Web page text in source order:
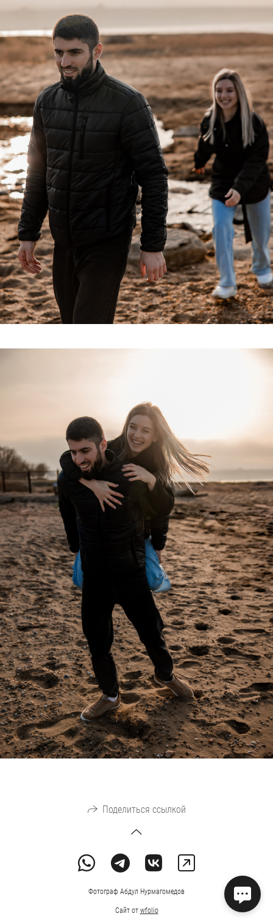
Поделиться ссылкой
Фотограф Абдул Нурмагомедов
Сайт от wfolio